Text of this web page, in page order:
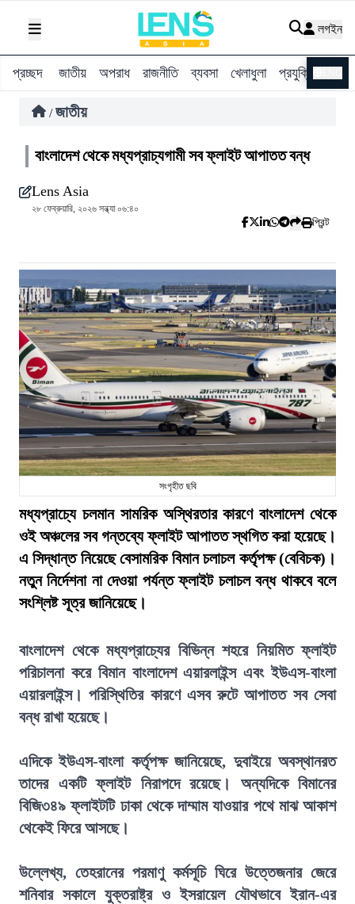
লগইন
প্রচ্ছদ জাতীয় অপরাধ রাজনীতি ব্যবসা খেলাধুলা প্রযুক্তি
/ জাতীয়
বাংলাদেশ থেকে মধ্যপ্রাচ্যগামী সব ফ্লাইট আপাতত বন্ধ
Lens Asia
২৮ ফেব্রুয়ারি, ২০২৬ সন্ধ্যা ০৬:৪০
প্রিন্ট
সংগৃহীত ছবি
মধ্যপ্রাচ্যে চলমান সামরিক অস্থিরতার কারণে বাংলাদেশ থেকে
ওই অঞ্চলের সব গন্তব্যে ফ্লাইট আপাতত স্থগিত করা হয়েছে।
এ সিদ্ধান্ত নিয়েছে বেসামরিক বিমান চলাচল কর্তৃপক্ষ (বেবিচক)।
নতুন নির্দেশনা না দেওয়া পর্যন্ত ফ্লাইট চলাচল বন্ধ থাকবে বলে
সংশ্লিষ্ট সূত্র জানিয়েছে।
বাংলাদেশ থেকে মধ্যপ্রাচ্যের বিভিন্ন শহরে নিয়মিত ফ্লাইট
পরিচালনা করে বিমান বাংলাদেশ এয়ারলাইন্স এবং ইউএস-বাংলা
এয়ারলাইন্স। পরিস্থিতির কারণে এসব রুটে আপাতত সব সেবা
বন্ধ রাখা হয়েছে।
এদিকে ইউএস-বাংলা কর্তৃপক্ষ জানিয়েছে, দুবাইয়ে অবস্থানরত
তাদের একটি ফ্লাইট নিরাপদে রয়েছে। অন্যদিকে বিমানের
বিজি৩৪৯ ফ্লাইটটি ঢাকা থেকে দাম্মাম যাওয়ার পথে মাঝ আকাশ
থেকেই ফিরে আসছে।
উল্লেখ্য, তেহরানের পরমাণু কর্মসূচি ঘিরে উত্তেজনার জেরে
শনিবার সকালে যুক্তরাষ্ট্র ও ইসরায়েল যৌথভাবে ইরান-এর